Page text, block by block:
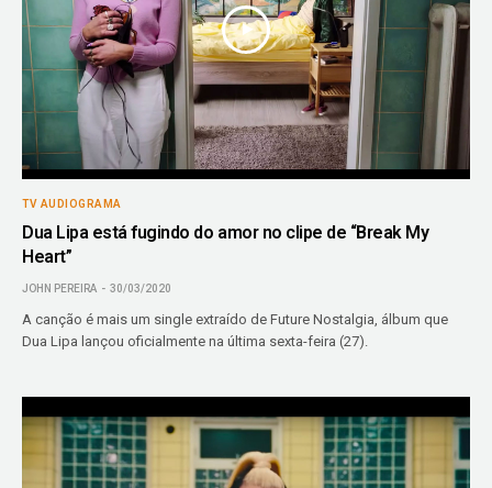
TV AUDIOGRAMA
Dua Lipa está fugindo do amor no clipe de “Break My
Heart”
JOHN PEREIRA 30/03/2020
A canção é mais um single extraído de Future Nostalgia, álbum que
Dua Lipa lançou oficialmente na última sexta-feira (27).